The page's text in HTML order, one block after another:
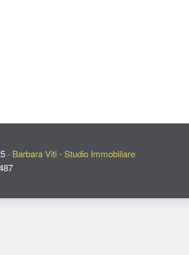
· Barbara Viti - Studio Immobiliare